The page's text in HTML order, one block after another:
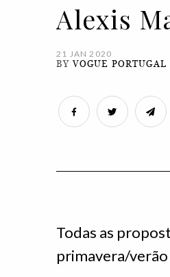
Alexis
21 JAN 2020
BYVOGUE PORTUGAL
Todas as
primavera/